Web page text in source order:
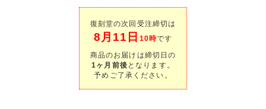
復刻堂の次回受注締切は
8月11日 10時です
商品のお届けは締切日の
1ヶ月前後 となります。
予めご了承ください。